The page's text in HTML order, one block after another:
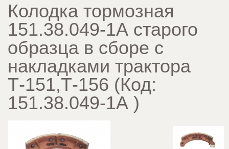
Колодка тормозная
151.38.049-1А старого
образца в сборе с
накладками трактора
Т-151,Т-156 (Код:
151.38.049-1А )